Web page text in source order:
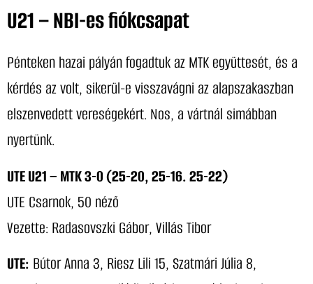
U21 – NBI-es fiókcsapat
Pénteken hazai pályán fogadtuk az MTK együttesét, és a
kérdés az volt, sikerül-e visszavágni az alapszakaszban
elszenvedett vereségekért. Nos, a vártnál simábban
nyertünk.
UTE U21 – MTK 3-0 (25-20, 25-16. 25-22)
UTE Csarnok, 50 néző
Vezette: Radasovszki Gábor, Villás Tibor
UTE: Bútor Anna 3, Riesz Lili 15, Szatmári Júlia 8,